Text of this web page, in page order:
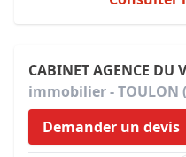
CABINET AGENCE DU
immobilier - TOULON
Demander un devis